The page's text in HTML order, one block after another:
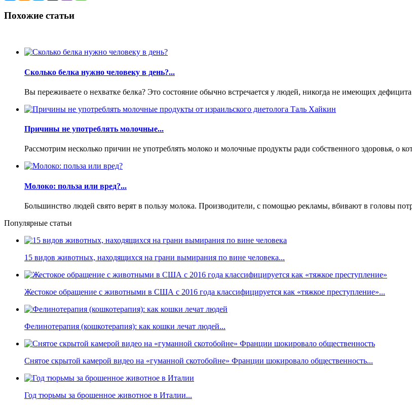
Похожие статьи
Сколько белка нужно человеку в день?...
Вы переживаете о нехватке белка? Это состояние обычно встречается у людей, никогда не имеющих
Причины не употреблять молочные...
Рассмотрим несколько причин не употреблять молоко и молочные продукты ради собственного здоровья, о
Молоко: польза или вред?...
Большинство людей свято верят в пользу молока. Производители, с помощью рекламы, вбивают в головы
Популярные статьи
15 видов животных, находящихся на грани вымирания по вине человека...
Жестокое обращение с животными в США с 2016 года классифицируется как «тяжкое преступление»...
Фелинотерапия (кошкотерапия): как кошки лечат людей...
Снятое скрытой камерой видео на «гуманной скотобойне» Франции шокировало общественность...
Год тюрьмы за брошенное животное в Италии...